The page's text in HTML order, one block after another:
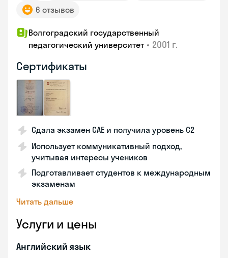
6 отзывов
Волгоградский государственный
педагогический университет • 2001 г.
Сертификаты
Сдала экзамен CAE и получила уровень С2
Использует коммуникативный подход,
учитывая интересы учеников
Подготавливает студентов к международным
экзаменам
Читать дальше
Услуги и цены
Английский язык